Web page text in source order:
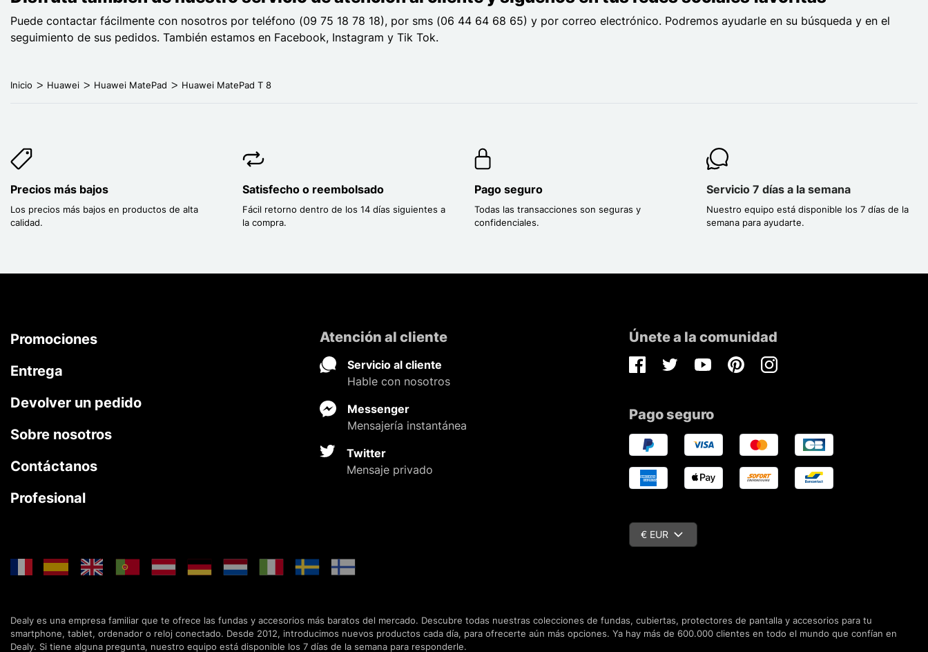
Puede contactar fácilmente con nosotros por teléfono (09 75 18 78 18), por sms (06 44 64 68 65) y por correo electrónico. Podremos ayudarle en su búsqueda y en el
seguimiento de sus pedidos. También estamos en Facebook, Instagram y Tik Tok.
Inicio Huawei Huawei MatePad Huawei MatePad T 8
Precios más bajos
Los precios más bajos en productos de alta
calidad.
Satisfecho o reembolsado
Fácil retorno dentro de los 14 días siguientes a
la compra.
Pago seguro
Todas las transacciones son seguras y
confidenciales.
Servicio 7 días a la semana
Nuestro equipo está disponible los 7 días de la
semana para ayudarte.
Promociones
Entrega
Devolver un pedido
Sobre nosotros
Contáctanos
Profesional
Atención al cliente
Servicio al cliente
Hable con nosotros
Messenger
Mensajería instantánea
Twitter
Mensaje privado
Únete a la comunidad
FacebookTwitterYoutubePinterestInstagram
Pago seguro
€ EUR
Dealy es una empresa familiar que te ofrece las fundas y accesorios más baratos del mercado. Descubre todas nuestras colecciones de fundas, cubiertas, protectores de pantalla y accesorios para tu
smartphone, tablet, ordenador o reloj conectado. Desde 2012, introducimos nuevos productos cada día, para ofrecerte aún más opciones. Ya hay más de 600.000 clientes en todo el mundo que confían en
Dealy. Si tiene alguna pregunta, nuestro equipo está disponible los 7 días de la semana para responderle.